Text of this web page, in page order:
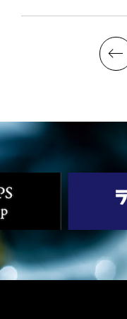
MUSIC
ARCHIVES
STAFF DIARY